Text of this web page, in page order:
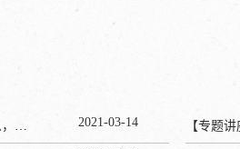
温铁军：美国强大起来最基本的经验是什么，为啥日本把甲午赔款1/3用来干这个？ 2021-03-14 【专题